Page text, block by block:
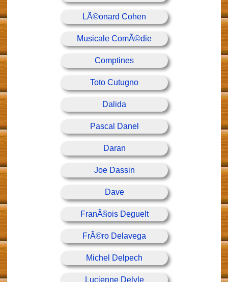
LÃ©onard Cohen
Musicale ComÃ©die
Comptines
Toto Cutugno
Dalida
Pascal Danel
Daran
Joe Dassin
Dave
FranÃ§ois Deguelt
FrÃ©ro Delavega
Michel Delpech
Lucienne Delyle